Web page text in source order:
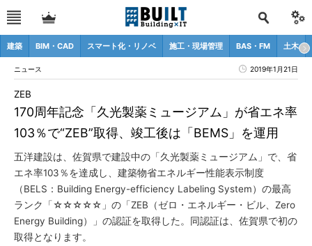
建築 BIM・CAD スマート化・リノベ 施工・現場管理 BAS・FM 土木
ニュース 2019年1月21日
170周年記念「久光製薬ミュージアム」が省エネ率
103％で“ZEB”取得、竣工後は「BEMS」を運用
ZEB
五洋建設は、佐賀県で建設中の「久光製薬ミュージアム」で、省
エネ率103％を達成し、建築物省エネルギー性能表示制度
（BELS：Building Energy-efficiency Labeling System）の最高
ランク「☆☆☆☆☆」の「ZEB（ゼロ・エネルギー・ビル、Zero
Energy Building）」の認証を取得した。同認証は、佐賀県で初の
取得となります。